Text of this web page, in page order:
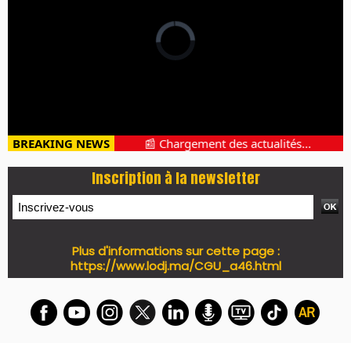
BREAKING NEWS 📰 Chargement des actualités...
Inscription à la newsletter
Plus d'informations sur cette page :
https://www.lodj.ma/CGU_a46.html